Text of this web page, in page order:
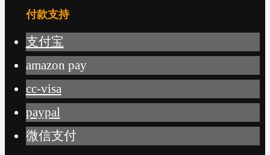
付款支持
支付宝
amazon pay
cc-visa
paypal
微信支付